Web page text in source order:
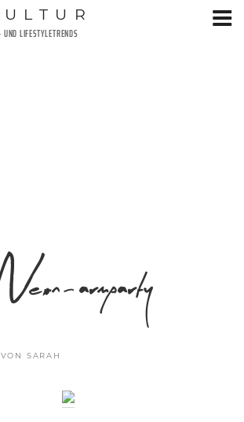
LIFESTYLETRENDS
VON SARAH
armparty